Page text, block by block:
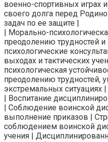
военно-спортивных играх
своего долга перед
задач по ее защите |
| Морально-
преодолению трудностей
психологические
выходах и тактических
психологическая
преодолению трудностей,
экстремальных ситуациях |
| Воспитание
| Соблюдение воинской
выполнение приказов |
соблюдением воинской
учения |